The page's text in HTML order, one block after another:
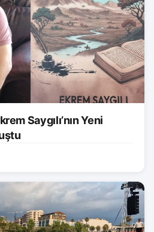
Saygılı’nın Yeni